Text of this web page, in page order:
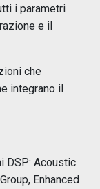
i parametri
e il
che
integrano il
DSP: Acoustic
Enhanced